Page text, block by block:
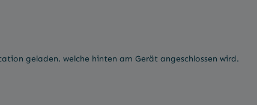
geladen. welche hinten am Gerät angeschlossen wird.